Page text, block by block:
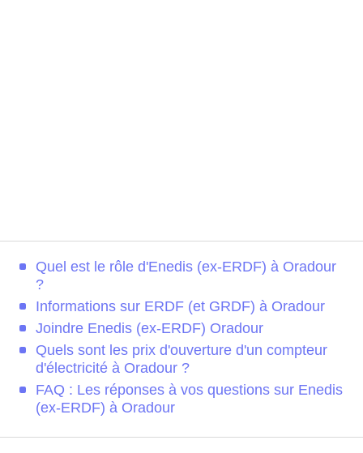
Quel est le rôle d'Enedis (ex-ERDF) à Oradour
?
Informations sur ERDF (et GRDF) à Oradour
Joindre Enedis (ex-ERDF) Oradour
Quels sont les prix d'ouverture d'un compteur
d'électricité à Oradour ?
FAQ : Les réponses à vos questions sur Enedis
(ex-ERDF) à Oradour